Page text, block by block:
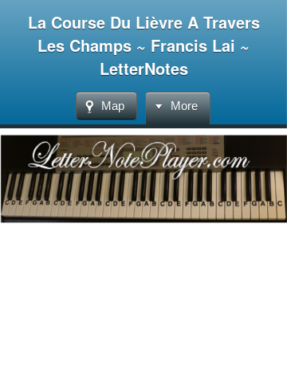
La Course Du Lièvre A Travers
Les Champs ~ Francis Lai ~
LetterNotes
Map More